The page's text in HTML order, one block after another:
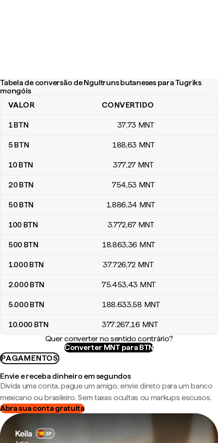
Tabela de conversão de Ngultruns butaneses para Tugriks
mongóis
Tabela de conversão de Ngultruns butaneses para Tugriks
VALOR CONVERTIDO
1BTN 37,73 MNT
5 BTN 188,63 MNT
10 BTN 377,27 MNT
20 BTN 754,53 MNT
50 BTN 1.886,34 MNT
100 BTN 3.772,67 MNT
500 BTN 18.863,36 MNT
1.000 BTN 37.726,72 MNT
2.000 BTN 75.453,43 MNT
5.000 BTN 188.633,58 MNT
10.000 BTN 377.267,16 MNT
Quer converter no sentido contrário?
Converter MNT para BTN
PAGAMENTOS
Envie e receba dinheiro em segundos
Divida uma conta, pague um amigo, envie direto para um banco
mexicano ou brasileiro. Sem taxas ocultas ou markups escusos.
Abra sua conta gratuita